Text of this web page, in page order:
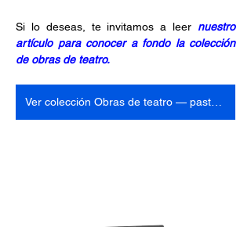
Si lo deseas, te invitamos a leer nuestro
artículo para conocer a fondo la colección
de obras de teatro.